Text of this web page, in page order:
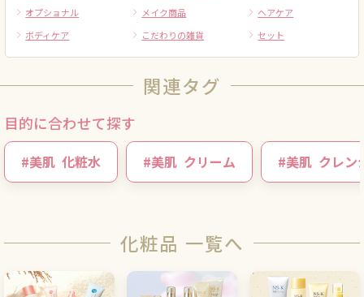
オプショナル
メイク商品
ヘアケア
ボディケア
こだわりの雑貨 セット
関連タグ
目的に合わせて探す
#美肌 化粧水 #美肌 クリーム #美肌 クレン
化粧品 一覧へ